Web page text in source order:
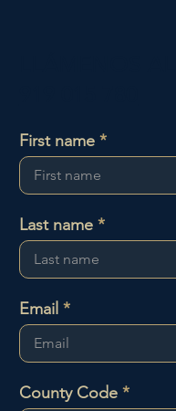
First name
Email
Last name
County Code